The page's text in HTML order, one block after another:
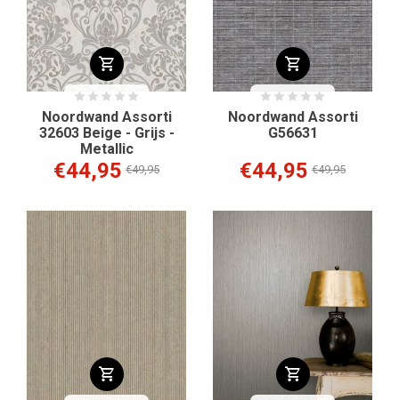
Noordwand Assorti
32603 Beige - Grijs -
Metallic
€44,95 €49,95
Noordwand Assorti
G56631
€44,95 €49,95